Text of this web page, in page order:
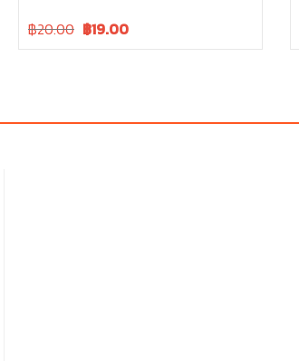
Original
฿20.00 Current
฿19.00